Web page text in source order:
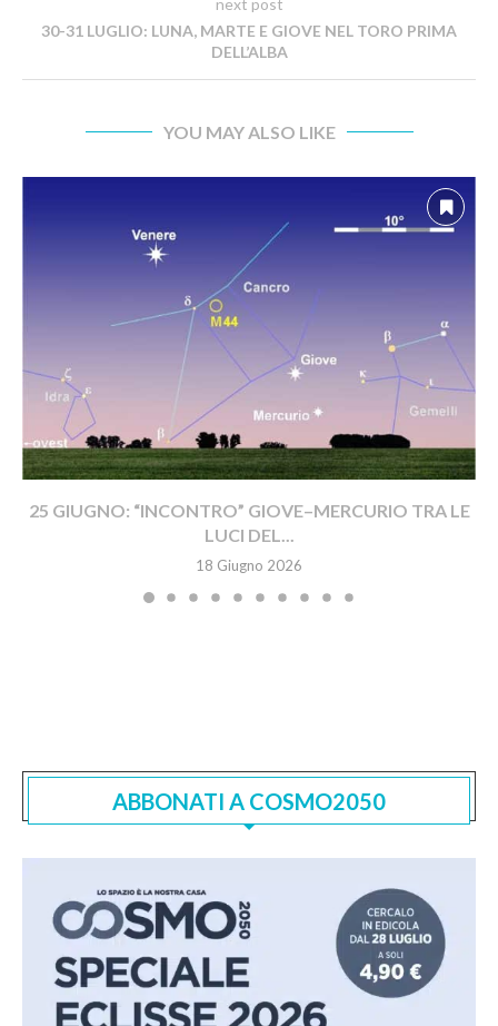
next post
30-31 LUGLIO: LUNA, MARTE E GIOVE NEL TORO PRIMA
DELL’ALBA
YOU MAY ALSO LIKE
25 GIUGNO: “INCONTRO” GIOVE–MERCURIO TRA LE
LUCI DEL...
18 Giugno 2026
ABBONATI A COSMO2050